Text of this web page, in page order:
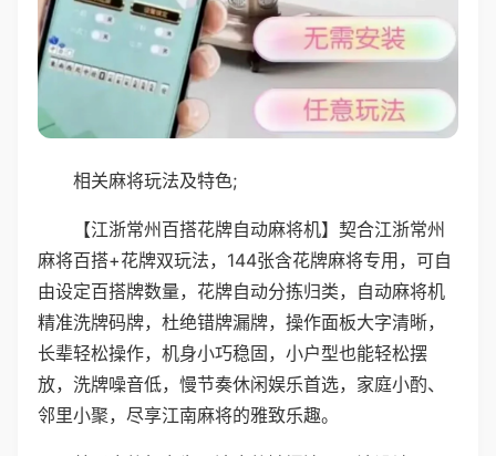
相关麻将玩法及特色;
【江浙常州百搭花牌自动麻将机】契合江浙常州
麻将百搭+花牌双玩法，144张含花牌麻将专用，可自
由设定百搭牌数量，花牌自动分拣归类，自动麻将机
精准洗牌码牌，杜绝错牌漏牌，操作面板大字清晰，
长辈轻松操作，机身小巧稳固，小户型也能轻松摆
放，洗牌噪音低，慢节奏休闲娱乐首选，家庭小酌、
邻里小聚，尽享江南麻将的雅致乐趣。